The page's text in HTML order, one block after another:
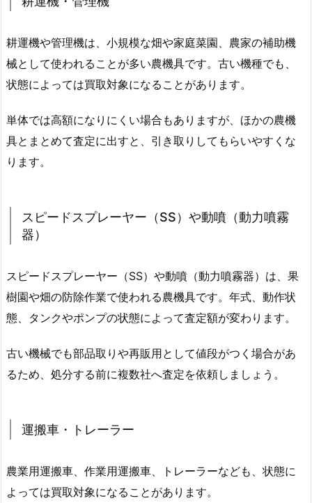
耕運機や管理機は、小規模な畑や家庭菜園、農家の補助機
械として使われることが多い農機具です。古い機種でも、
状態によっては買取対象になることがあります。
単体では高額になりにくい場合もありますが、ほかの農機
具とまとめて査定に出すと、引き取りしてもらいやすくな
ります。
スピードスプレーヤー（SS）や動噴（動力噴霧
器）
スピードスプレーヤー（SS）や動噴（動力噴霧器）は、果
樹園や畑の防除作業で使われる農機具です。年式、動作状
態、タンクやポンプの状態によって査定額が変わります。
古い機械でも部品取りや再販用として値段がつく場合があ
るため、処分する前に複数社へ査定を依頼しましょう。
運搬車・トレーラー
農業用運搬車、作業用運搬車、トレーラーなども、状態に
よっては買取対象になることがあります。